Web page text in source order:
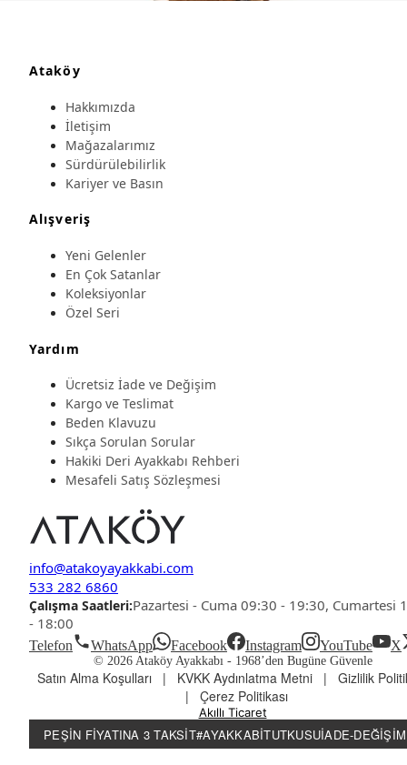
Ataköy
Hakkımızda
İletişim
Mağazalarımız
Sürdürülebilirlik
Kariyer ve Basın
Alışveriş
Yeni Gelenler
En Çok Satanlar
Koleksiyonlar
Özel Seri
Yardım
Ücretsiz İade ve Değişim
Kargo ve Teslimat
Beden Klavuzu
Sıkça Sorulan Sorular
Hakiki Deri Ayakkabı Rehberi
Mesafeli Satış Sözleşmesi
info@atakoyayakkabi.com
533 282 6860
Çalışma Saatleri:Pazartesi - Cuma 09:30 - 19:30, Cumartesi
- 18:00
Telefon WhatsApp Facebook Instagram YouTube X
© 2026 Ataköy Ayakkabı - 1968’den Bugüne Güvenle
Satın Alma Koşulları | KVKK Aydınlatma Metni |
Gizlilik
|
Çerez Politikası
Akıllı Ticaret
PEŞIN FIYATINA 3 TAKSIT#AYAKKABITUTKUSUİADE-DEĞIŞIM